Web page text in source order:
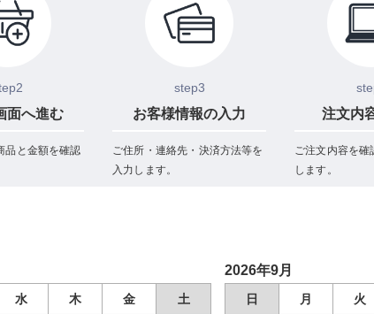
面へ進む
品と金額を確認
step3
お客様情報の入力
ご住所・連絡先・決済方法等を
入力します。
注文内
ご注文内容を確
します。
水 木 金 土
2026年9月
日 月 火